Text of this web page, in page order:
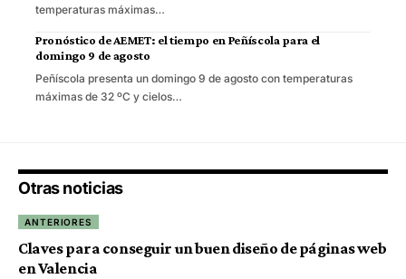
temperaturas máximas…
Pronóstico de AEMET: el tiempo en Peñíscola para el
domingo 9 de agosto
Peñíscola presenta un domingo 9 de agosto con temperaturas
máximas de 32 ºC y cielos…
Otras noticias
ANTERIORES
Claves para conseguir un buen diseño de páginas web
en Valencia